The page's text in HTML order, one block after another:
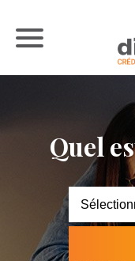
Quel